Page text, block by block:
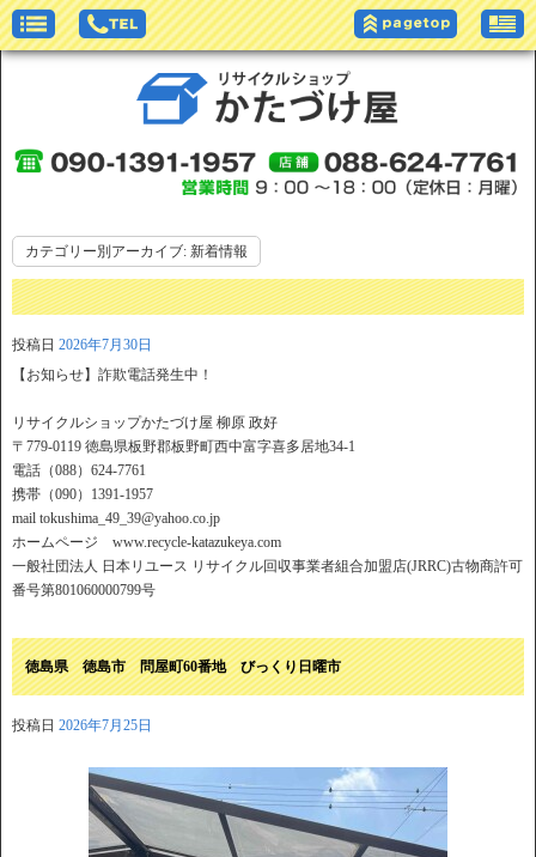
カテゴリー別アーカイブ: 新着情報
投稿日 2026年7月30日
【お知らせ】詐欺電話発生中！
リサイクルショップかたづけ屋 柳原 政好
〒779-0119 徳島県板野郡板野町西中富字喜多居地34-1
電話（088）624-7761
携帯（090）1391-1957
mail tokushima_49_39@yahoo.co.jp
ホームページ www.recycle-katazukeya.com
一般社団法人 日本リユース リサイクル回収事業者組合加盟店(JRRC)古物商許可
番号第801060000799号
徳島県 徳島市 問屋町60番地 びっくり日曜市
投稿日 2026年7月25日